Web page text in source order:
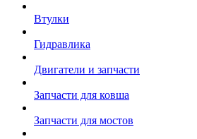
Втулки
Гидравлика
Двигатели и запчасти
Запчасти для ковша
Запчасти для мостов